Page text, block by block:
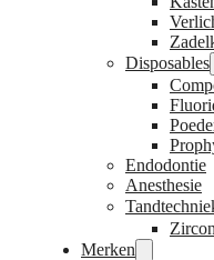
Disposables
Endodontie
Anesthesie
Zircon
Merken